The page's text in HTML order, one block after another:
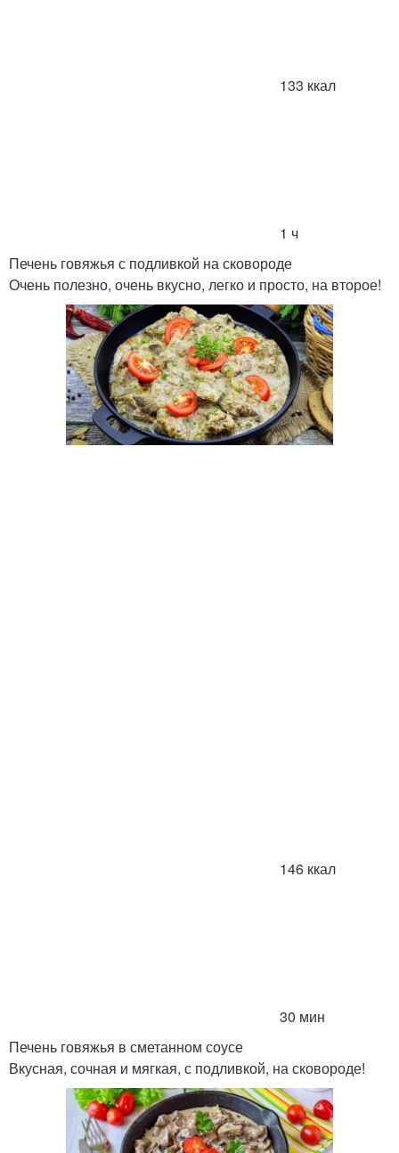
133 ккал
1 ч
Печень говяжья с подливкой на сковороде
Очень полезно, очень вкусно, легко и просто, на второе!
146 ккал
30 мин
Печень говяжья в сметанном соусе
Вкусная, сочная и мягкая, с подливкой, на сковороде!